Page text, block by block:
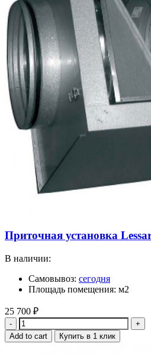
Приточная установка
В наличии:
Самовывоз: сегодня
Площадь помещения: м2
25 700 ₽
Quantity
Add to cart Купить в 1 клик